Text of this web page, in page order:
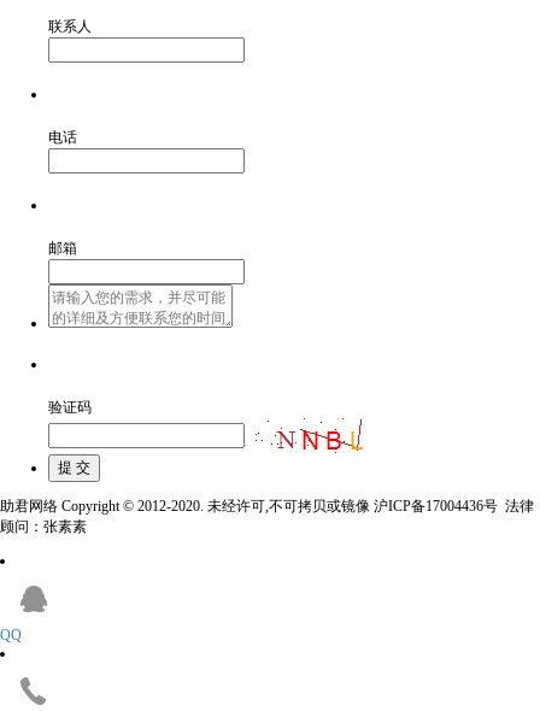
联系人
电话
邮箱
验证码
助君网络 Copyright © 2012-2020. 未经许可,不可拷贝或镜像 沪ICP备17004436号 法律
顾问：张素素
QQ